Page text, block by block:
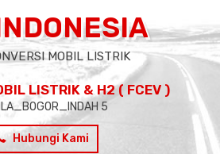
MOBIL LISTRIK
LISTRIK & H2 ( FCEV )
5
Hubungi Kami